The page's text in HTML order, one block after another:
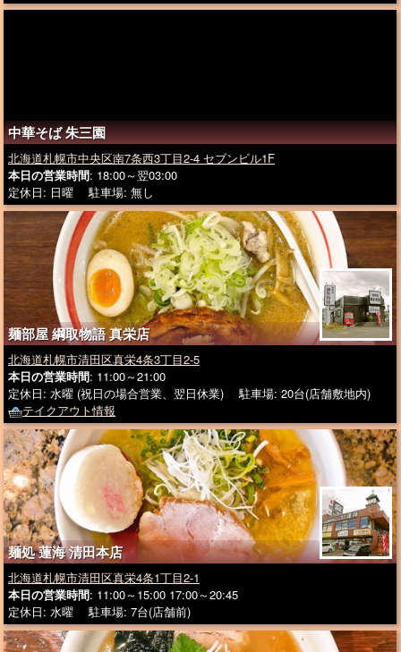
中華そば 朱三園
北海道札幌市中央区南7条西3丁目2-4 セブンビル1F
本日の営業時間: 18:00～翌03:00
定休日: 日曜 駐車場: 無し
麺部屋 綱取物語 真栄店
北海道札幌市清田区真栄4条3丁目2-5
本日の営業時間: 11:00～21:00
定休日: 水曜 (祝日の場合営業、翌日休業) 駐車場: 20台(店舗敷地内)
テイクアウト情報
麺処 蓮海 清田本店
北海道札幌市清田区真栄4条1丁目2-1
本日の営業時間: 11:00～15:00 17:00～20:45
定休日: 水曜 駐車場: 7台(店舗前)